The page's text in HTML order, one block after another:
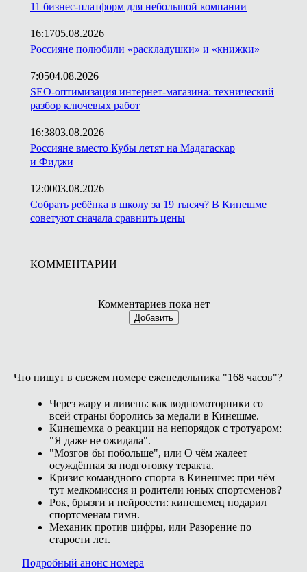
11 бизнес-платформ для небольшой компании
16:1705.08.2026
Россияне полюбили «раскладушки» и «книжки»
7:0504.08.2026
SEO-оптимизация интернет-магазина: технический
разбор ключевых работ
16:3803.08.2026
Россияне вместо Кубы летят на Мадагаскар
и Фиджи
12:0003.08.2026
Собрать ребёнка в школу за 19 тысяч? В Кинешме
советуют сначала сравнить цены
КОММЕНТАРИИ
Комментариев пока нет
Добавить
Что пишут в свежем номере еженедельника "168 часов"?
Через жару и ливень: как водномоторники со
всей страны боролись за медали в Кинешме.
Кинешемка о реакции на непорядок с тротуаром:
"Я даже не ожидала".
"Мозгов бы побольше", или О чём жалеет
осуждённая за подготовку теракта.
Кризис командного спорта в Кинешме: при чём
тут медкомиссия и родители юных спортсменов?
Рок, брызги и нейросети: кинешемец подарил
спортсменам гимн.
Механик против цифры, или Разорение по
старости лет.
Подробный анонс номера